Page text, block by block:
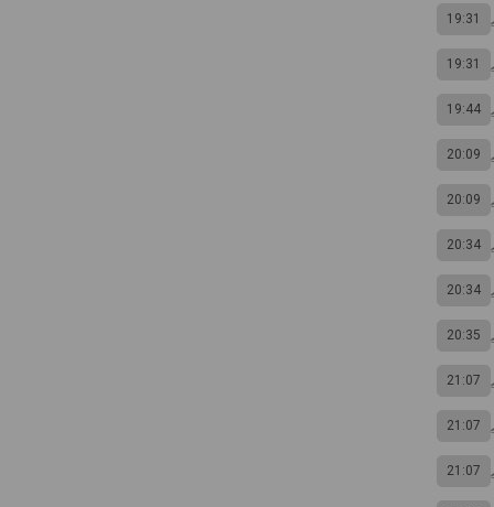
19:31
19:31
19:44
20:09
20:09
20:34
20:34
20:35
21:07
21:07
21:07